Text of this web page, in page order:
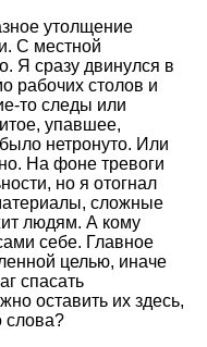
утолщение
С местной
Я сразу двинулся в
рабочих столов и
то следы или
упавшее,
нетронуто. Или
На фоне тревоги
но я отогнал
сложные
людям. А кому
себе. Главное
целью, иначе
спасать
оставить их здесь,
слова?